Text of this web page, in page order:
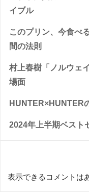
イブル
このプリン、今食べ
間の法則
村上春樹「ノルウェ
場面
HUNTER×HUNTER
2024年上半期ベスト
表示できるコメントは